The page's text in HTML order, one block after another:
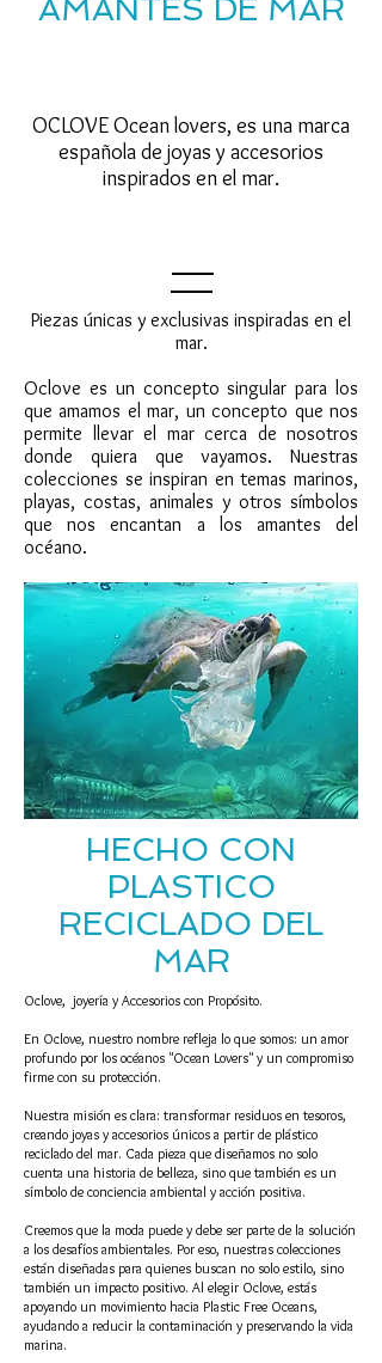
AMANTES DE MAR
OCLOVE Ocean lovers, es una marca
española de joyas y accesorios
inspirados en el mar.
Piezas únicas y exclusivas inspiradas en el
mar.
Oclove es un concepto singular para los
que amamos el mar, un concepto que nos
permite llevar el mar cerca de nosotros
donde quiera que vayamos.​ Nuestras
colecciones se inspiran en temas marinos,
playas, costas, animales y otros símbolos
que nos encantan a los amantes del
océano.​​​
HECHO CON
PLASTICO
RECICLADO DEL
MAR
Oclove, joyería y Accesorios con Propósito.
En Oclove, nuestro nombre refleja lo que somos: un amor
profundo por los océanos "Ocean Lovers" y un compromiso
firme con su protección.
Nuestra misión es clara: transformar residuos en tesoros,
creando joyas y accesorios únicos a partir de plástico
reciclado del mar. Cada pieza que diseñamos no solo
cuenta una historia de belleza, sino que también es un
símbolo de conciencia ambiental y acción positiva.
Creemos que la moda puede y debe ser parte de la solución
a los desafíos ambientales. Por eso, nuestras colecciones
están diseñadas para quienes buscan no solo estilo, sino
también un impacto positivo. Al elegir Oclove, estás
apoyando un movimiento hacia Plastic Free Oceans,
ayudando a reducir la contaminación y preservando la vida
marina.